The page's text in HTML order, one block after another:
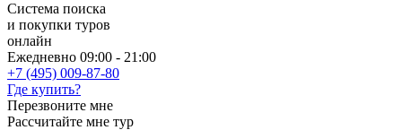
Система поиска
и покупки туров
онлайн
Ежедневно 09:00 - 21:00
+7 (495) 009-87-80
Где купить?
Перезвоните мне
Рассчитайте мне тур